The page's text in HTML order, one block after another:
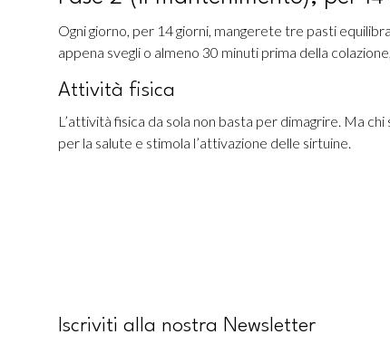
Ogni giorno, per 14 giorni, mangerete tre pasti
appena svegli o almeno 30 minuti prima della
Attività fisica
L’attività fisica da sola non basta per dimagrire. Ma
per la salute e stimola l’attivazione delle sirtuine.
Iscriviti alla nostra Newsletter